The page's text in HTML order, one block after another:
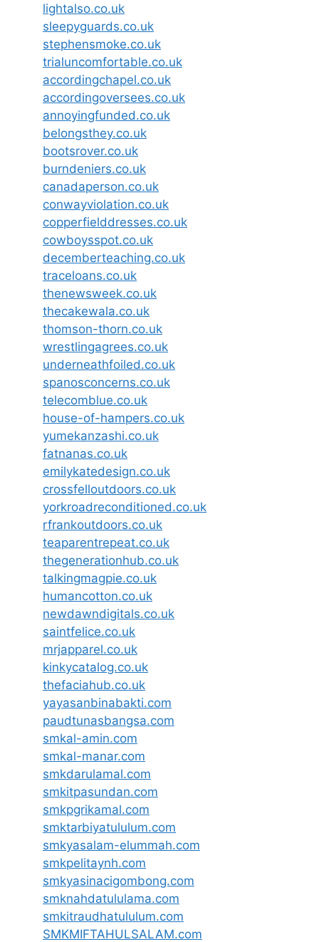
lightalso.co.uk
sleepyguards.co.uk
stephensmoke.co.uk
trialuncomfortable.co.uk
accordingchapel.co.uk
accordingoversees.co.uk
annoyingfunded.co.uk
belongsthey.co.uk
bootsrover.co.uk
burndeniers.co.uk
canadaperson.co.uk
conwayviolation.co.uk
copperfielddresses.co.uk
cowboysspot.co.uk
decemberteaching.co.uk
traceloans.co.uk
thenewsweek.co.uk
thecakewala.co.uk
thomson-thorn.co.uk
wrestlingagrees.co.uk
underneathfoiled.co.uk
spanosconcerns.co.uk
telecomblue.co.uk
house-of-hampers.co.uk
yumekanzashi.co.uk
fatnanas.co.uk
emilykatedesign.co.uk
crossfelloutdoors.co.uk
yorkroadreconditioned.co.uk
rfrankoutdoors.co.uk
teaparentrepeat.co.uk
thegenerationhub.co.uk
talkingmagpie.co.uk
humancotton.co.uk
newdawndigitals.co.uk
saintfelice.co.uk
mrjapparel.co.uk
kinkycatalog.co.uk
thefaciahub.co.uk
yayasanbinabakti.com
paudtunasbangsa.com
smkal-amin.com
smkal-manar.com
smkdarulamal.com
smkitpasundan.com
smkpgrikamal.com
smktarbiyatululum.com
smkyasalam-elummah.com
smkpelitaynh.com
smkyasinacigombong.com
smknahdatululama.com
smkitraudhatululum.com
SMKMIFTAHULSALAM.com